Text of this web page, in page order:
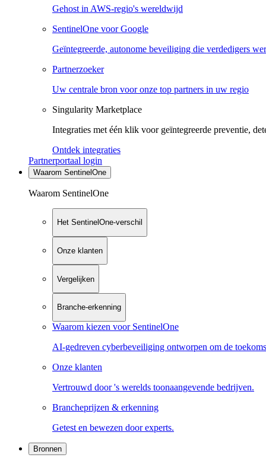
Gehost in AWS-regio's wereldwijd
SentinelOne voor Google
Geïntegreerde, autonome beveiliging die verdedigers
Partnerzoeker
Uw centrale bron voor onze top partners in uw regio
Singularity Marketplace
Integraties met één klik voor geïntegreerde preventie,
Ontdek integraties
Partnerportaal login
Waarom SentinelOne
Waarom SentinelOne
Het SentinelOne-verschil
Onze klanten
Vergelijken
Branche-erkenning
Waarom kiezen voor SentinelOne
AI-gedreven cyberbeveiliging ontworpen om de
Onze klanten
Vertrouwd door 's werelds toonaangevende bedrijven.
Brancheprijzen & erkenning
Getest en bewezen door experts.
Bronnen